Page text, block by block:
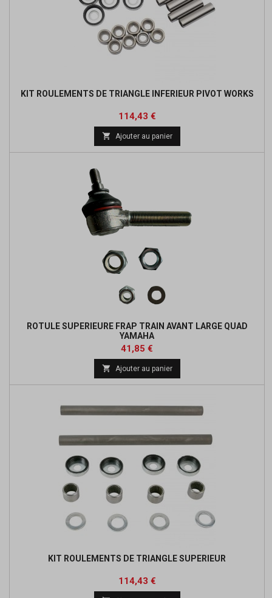
KIT ROULEMENTS DE TRIANGLE INFERIEUR PIVOT WORKS
Prix
114,43 €Prix
de
base
 Ajouter au panier
ROTULE SUPERIEURE FRAP TRAIN AVANT LARGE QUAD
YAMAHA
Prix
41,85 €
base
 Ajouter au panier
KIT ROULEMENTS DE TRIANGLE SUPERIEUR
Prix
114,43 €Prix